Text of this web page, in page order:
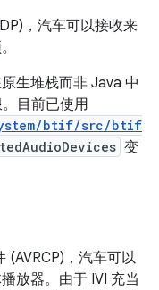
，汽车可以接收来
生堆栈而非 Java 中
目前已使用
btif/src/btif
变
(AVRCP)，汽车可以
放器。由于 IVI 充当